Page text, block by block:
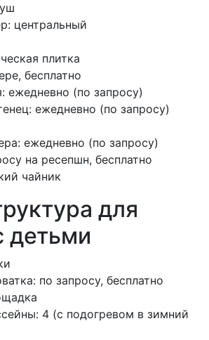
центральный
плитка
бесплатно
ежедневно (по запросу)
ежедневно (по запросу)
ежедневно (по запросу)
на ресепшн, бесплатно
чайник
для
детьми
по запросу, бесплатно
4 (с подогревом в зимний